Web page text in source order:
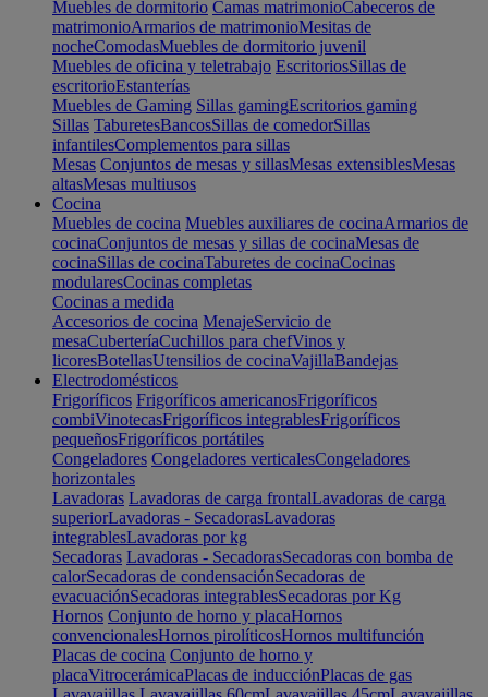
Muebles de dormitorio Camas matrimonioCabeceros de
matrimonioArmarios de matrimonioMesitas de
nocheComodasMuebles de dormitorio juvenil
Muebles de oficina y teletrabajo EscritoriosSillas de
escritorioEstanterías
Muebles de Gaming Sillas gamingEscritorios gaming
Sillas TaburetesBancosSillas de comedorSillas
infantilesComplementos para sillas
Mesas Conjuntos de mesas y sillasMesas extensiblesMesas
altasMesas multiusos
Cocina
Muebles de cocina Muebles auxiliares de cocinaArmarios de
cocinaConjuntos de mesas y sillas de cocinaMesas de
cocinaSillas de cocinaTaburetes de cocinaCocinas
modularesCocinas completas
Cocinas a medida
Accesorios de cocina MenajeServicio de
mesaCuberteríaCuchillos para chefVinos y
licoresBotellasUtensilios de cocinaVajillaBandejas
Electrodomésticos
Frigoríficos Frigoríficos americanosFrigoríficos
combiVinotecasFrigoríficos integrablesFrigoríficos
pequeñosFrigoríficos portátiles
Congeladores Congeladores verticalesCongeladores
horizontales
Lavadoras Lavadoras de carga frontalLavadoras de carga
superiorLavadoras - SecadorasLavadoras
integrablesLavadoras por kg
Secadoras Lavadoras - SecadorasSecadoras con bomba de
calorSecadoras de condensaciónSecadoras de
evacuaciónSecadoras integrablesSecadoras por Kg
Hornos Conjunto de horno y placaHornos
convencionalesHornos pirolíticosHornos multifunción
Placas de cocina Conjunto de horno y
placaVitrocerámicaPlacas de inducciónPlacas de gas